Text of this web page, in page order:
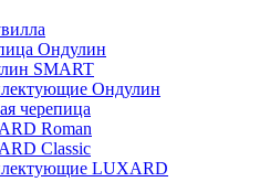
Ондулин
SMART
Ондулин
черепица
Roman
Classic
LUXARD